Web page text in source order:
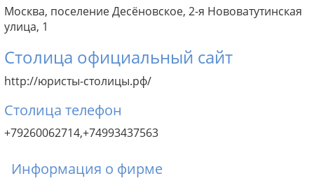
Москва, поселение Десёновское, 2-я Нововатутинская
улица, 1
Столица официальный сайт
http://юристы-столицы.рф/
Столица телефон
+79260062714,+74993437563
Информация о фирме